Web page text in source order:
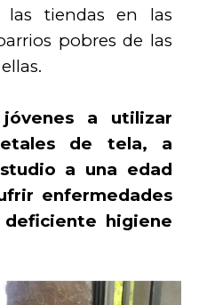
las tiendas en las
pobres de las
a utilizar
de tela, a
a una edad
enfermedades
higiene